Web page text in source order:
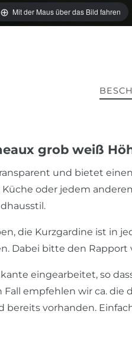
Mit der Maus über das Bild fahren
grob weiß
und bietet
oder jedem
die Kurzgardine ist in
Dabei bitte den Rapport
eingearbeitet, so
Fall empfehlen wir ca.
bereits vorhanden.